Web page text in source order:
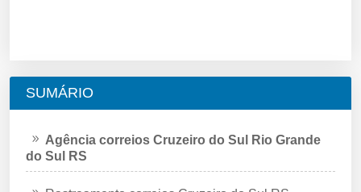
SUMÁRIO
Agência correios Cruzeiro do Sul Rio Grande
do Sul RS